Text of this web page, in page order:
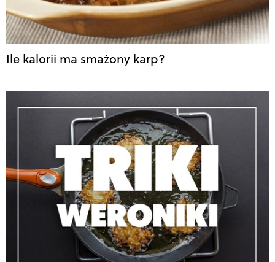
Ile kalorii ma smażony karp?